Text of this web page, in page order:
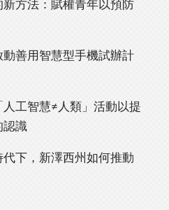
新方法：賦權青年以預防
善用智慧型手機試辦計
工智慧≠人類」活動以提
認識
下，新澤西州如何推動